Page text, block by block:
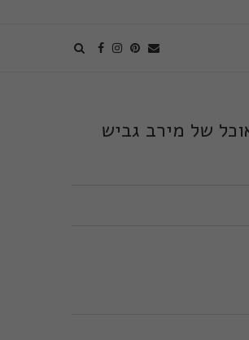
של מירב גביש